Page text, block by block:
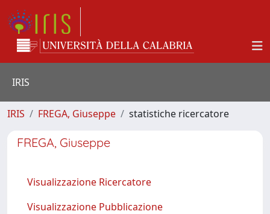
IRIS
IRIS FREGA, Giuseppe statistiche ricercatore
FREGA, Giuseppe
Visualizzazione Ricercatore
Visualizzazione Pubblicazione